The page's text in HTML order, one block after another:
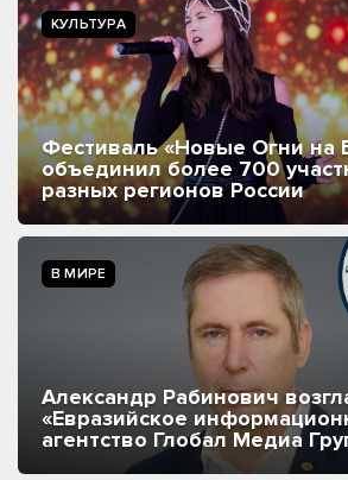
КУЛЬТУРА
Фестиваль «Новые Огни на
объединил более 700
разных регионов России
В МИРЕ
Александр Рабинович
«Евразийское
агентство Глобал Медиа